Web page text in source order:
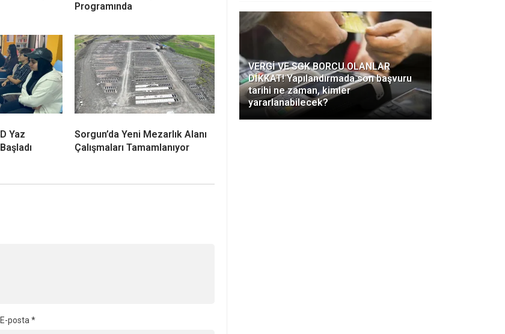
Programında
Yaz
Sorgun’da Yeni Mezarlık Alanı
Çalışmaları Tamamlanıyor
E-posta *
VERGİ VE SGK BORCU OLANLAR
DİKKAT! Yapılandırmada son başvuru
tarihi ne zaman, kimler
yararlanabilecek?